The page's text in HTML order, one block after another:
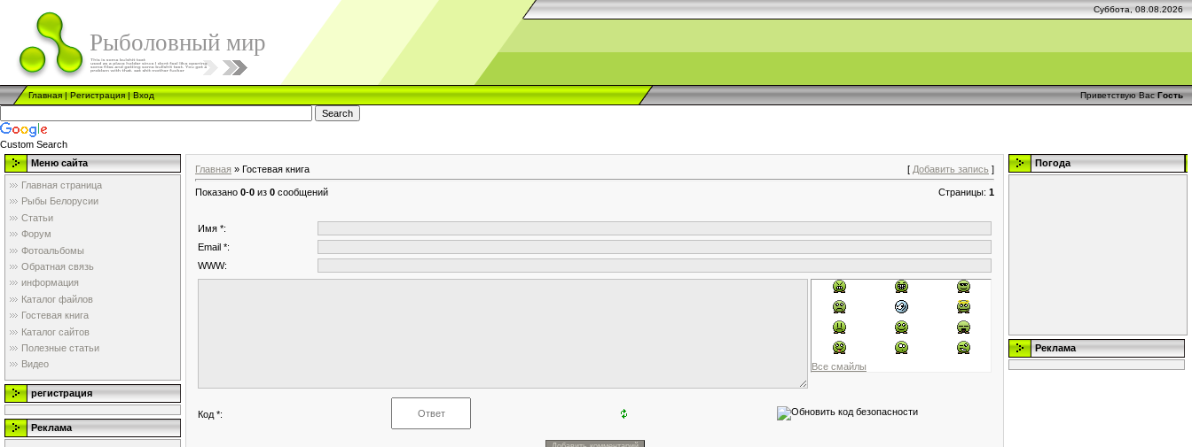
Суббота, 08.08.2026
Рыболовный мир
Главная|Регистрация|Вход Приветствую Вас Гость
Custom Search
Меню сайта
Главная страница
Рыбы Белорусии
Статьи
Форум
Фотоальбомы
Обратная связь
информация
Каталог файлов
Гостевая книга
Каталог сайтов
Полезные статьи
Видео
регистрация
Реклама
Главная » Гостевая книга [ Добавить запись ]
Страницы: 1
Показано 0-0 из 0 сообщений
Имя *:
Email *:
WWW:
Все смайлы
Код *:
Погода
Реклама